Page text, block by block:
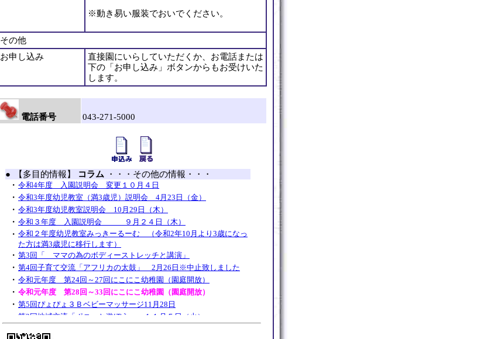
※動き易い服装でおいでください。
その他
お申し込み
直接園にいらしていただくか、お電話または
下の「お申し込み」ボタンからもお受けいた
します。
電話番号 043-271-5000
● 【多目的情報】 コラム ・・・その他の情報・・・
・ 令和4年度 入園説明会 変更１０月４日
・ 令和3年度幼児教室（満3歳児）説明会 4月23日（金）
・ 令和3年度幼児教室説明会 10月29日（木）
・ 令和３年度 入園説明会 ９月２４日（木）
・ 令和２年度幼児教室みっきーるーむ （令和2年10月より3歳になっ
た方は満3歳児に移行します）
・ 第3回「 ママの為のボディーストレッチと講演」
・ 第4回子育て交流「アフリカの太鼓」 2月26日※中止致しました
・ 令和元年度 第24回～27回にこにこ幼稚園（園庭開放）
・ 令和元年度 第28回～33回にこにこ幼稚園（園庭開放）
・ 第5回ぴょぴょ３Ｂベビーマッサージ11月28日
第3回地域交流「ポニーと遊ぼう」 １１月５日（火）